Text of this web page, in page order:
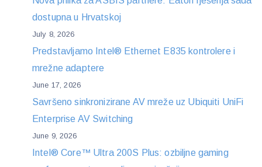
dostupna u Hrvatskoj
July 8, 2026
Predstavljamo Intel® Ethernet E835 kontrolere i
mrežne adaptere
June 17, 2026
Savršeno sinkronizirane AV mreže uz Ubiquiti UniFi
Enterprise AV Switching
June 9, 2026
Intel® Core™ Ultra 200S Plus: ozbiljne gaming